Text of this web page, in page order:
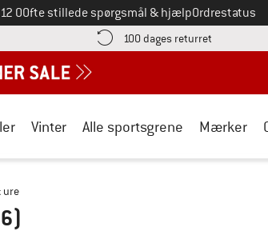
0Ofte stillede spørgsmål & hjælpOrdrestatus
her! Åbnes i en infoboks
100 dages returret Gå til
Vinter Alle sportsgrene Mærker
ure